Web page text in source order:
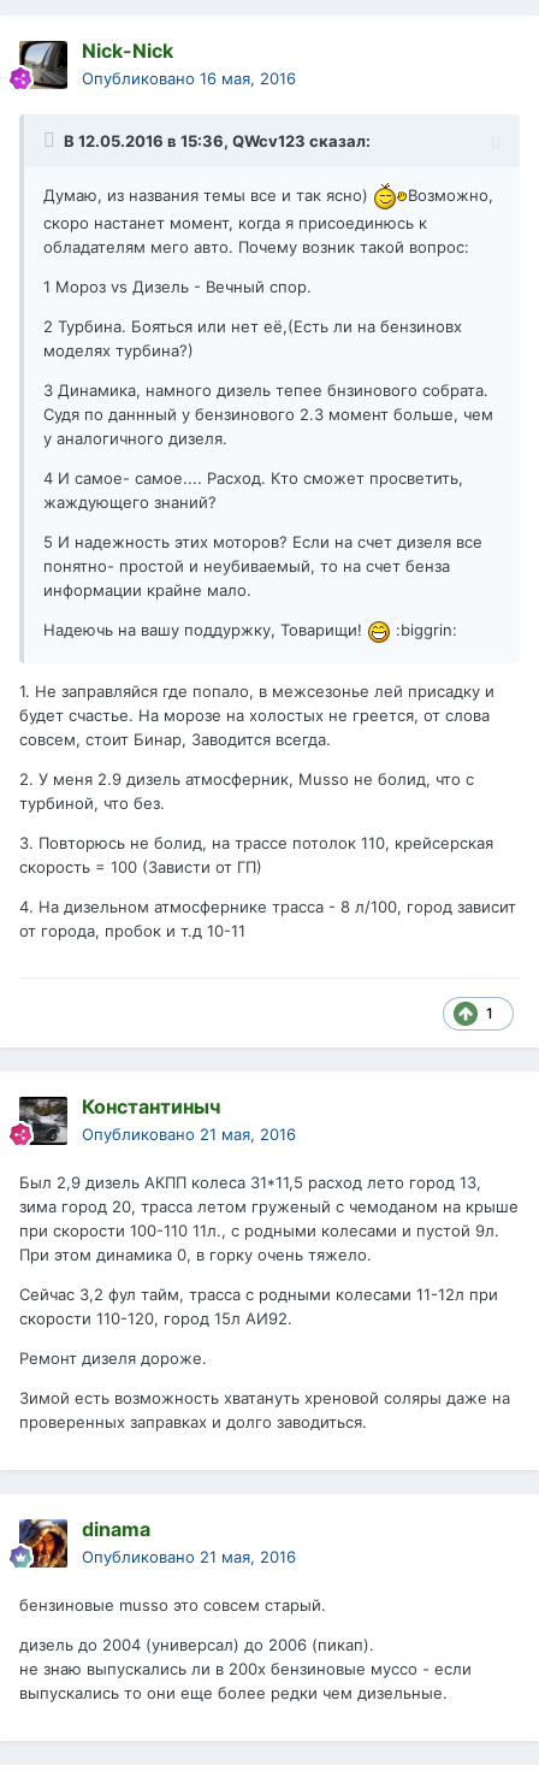
Nick-Nick
Опубликовано 16 мая, 2016
В 12.05.2016 в 15:36, QWcv123 сказал:
Думаю, из названия темы все и так ясно)
Возможно,
скоро настанет момент, когда я присоединюсь к
обладателям мего авто. Почему возник такой вопрос:
1 Мороз vs Дизель - Вечный спор.
2 Турбина. Бояться или нет её,(Есть ли на бензиновх
моделях турбина?)
3 Динамика, намного дизель тепее бнзинового собрата.
Судя по даннный у бензинового 2.3 момент больше, чем
у аналогичного дизеля.
4 И самое- самое.... Расход. Кто сможет просветить,
жаждующего знаний?
5 И надежность этих моторов? Если на счет дизеля все
понятно- простой и неубиваемый, то на счет бенза
информации крайне мало.
Надеючь на вашу поддуржку, Товарищи! :biggrin:
1. Не заправляйся где попало, в межсезонье лей присадку и
будет счастье. На морозе на холостых не греется, от слова
совсем, стоит Бинар, Заводится всегда.
2. У меня 2.9 дизель атмосферник, Musso не болид, что с
турбиной, что без.
3. Повторюсь не болид, на трассе потолок 110, крейсерская
скорость = 100 (Зависти от ГП)
4. На дизельном атмосфернике трасса - 8 л/100, город зависит
от города, пробок и т.д 10-11
1
Константиныч
Опубликовано 21 мая, 2016
Был 2,9 дизель АКПП колеса 31*11,5 расход лето город 13,
зима город 20, трасса летом груженый с чемоданом на крыше
при скорости 100-110 11л., с родными колесами и пустой 9л.
При этом динамика 0, в горку очень тяжело.
Сейчас 3,2 фул тайм, трасса с родными колесами 11-12л при
скорости 110-120, город 15л АИ92.
Ремонт дизеля дороже.
Зимой есть возможность хватануть хреновой соляры даже на
проверенных заправках и долго заводиться.
dinama
Опубликовано 21 мая, 2016
бензиновые musso это совсем старый.
дизель до 2004 (универсал) до 2006 (пикап).
не знаю выпускались ли в 200х бензиновые муссо - если
выпускались то они еще более редки чем дизельные.